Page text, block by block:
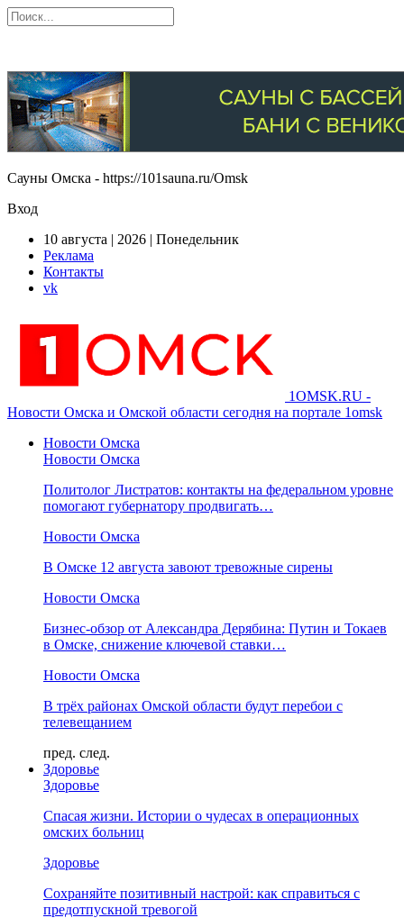
Сауны Омска - https://101sauna.ru/Omsk
Вход
10 августа | 2026 | Понедельник
Реклама
Контакты
vk
1OMSK.RU -
Новости Омска и Омской области сегодня на портале 1omsk
Новости Омска
Новости Омска
Политолог Листратов: контакты на федеральном уровне
помогают губернатору продвигать…
Новости Омска
В Омске 12 августа завоют тревожные сирены
Новости Омска
Бизнес-обзор от Александра Дерябина: Путин и Токаев
в Омске, снижение ключевой ставки…
Новости Омска
В трёх районах Омской области будут перебои с
телевещанием
пред. след.
Здоровье
Здоровье
Спасая жизни. Истории о чудесах в операционных
омских больниц
Здоровье
Сохраняйте позитивный настрой: как справиться с
предотпускной тревогой